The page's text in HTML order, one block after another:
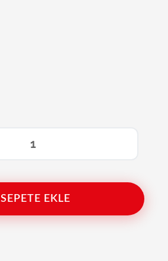
SEPETE EKLE